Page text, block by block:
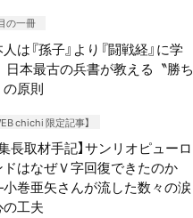
の一冊
は『孫子』より『闘戦経』に学
日本最古の兵書が教える〝勝ち
原則
chichi 限定記事】
集長取材手記】サンリオピューロ
ドはなぜＶ字回復できたのか
巻亜矢さんが流した数々の涙
の工夫